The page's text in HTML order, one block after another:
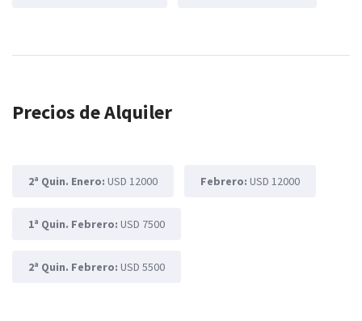
Precios de Alquiler
2ª Quin. Enero: USD 12000 Febrero: USD 12000
1ª Quin. Febrero: USD 7500
2ª Quin. Febrero: USD 5500